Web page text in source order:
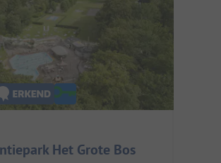
Het Grote Bos